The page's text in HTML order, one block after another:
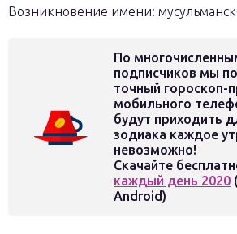
Возникновение имени:
По
подписчиков мы
точный гороскоп-
мобильного
будут приходить
зодиака каждое
невозможно!
Скачайте
каждый день 2020
Android)